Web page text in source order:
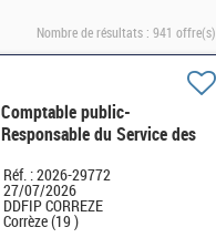
Nombre de résultats : 941 offre(s)
Comptable public-
Responsable du Service des
de Tulle H/F
Réf. : 2026-29772
27/07/2026
DDFIP CORREZE
Corrèze (19 )